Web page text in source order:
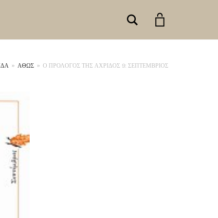
Search
» ΑΘΩΣ » Ο ΠΡΟΛΟΓΟΣ ΤΗΣ ΑΧΡΙΔΟΣ 9: ΣΕΠΤΕΜΒΡΙΟΣ